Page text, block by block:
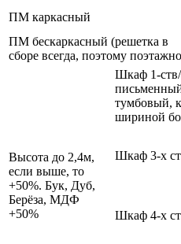
ПМ каркасный
ПМ бескаркасный (решетка в
сборе всегда, поэтому
Высота до 2,4м,
если выше, то
+50%. Бук, Дуб,
Берёза, МДФ
+50%
Шкаф 1-ств/
тумбовый,
шириной
Шкаф 3-х
Шкаф 4-х